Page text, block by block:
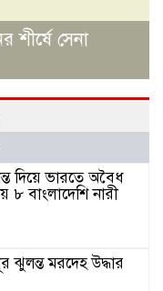
শীর্ষে সেনা
দিয়ে ভারতে অবৈধ
৮ বাংলাদেশি নারী
মরদেহ উদ্ধার